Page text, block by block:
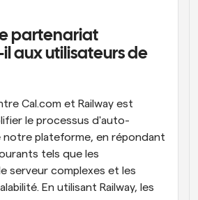
partenariat
aux utilisateurs de
Cal.com et Railway est
le processus d'auto-
notre plateforme, en répondant
tels que les
serveur complexes et les
En utilisant Railway, les